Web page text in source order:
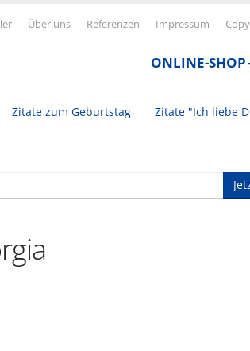
ler Über uns Referenzen Impressum
ONLINE-SHOP
Zitate zum Geburtstag Zitate "Ich liebe